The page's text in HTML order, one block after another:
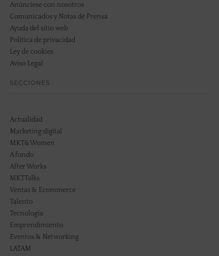
Anúnciese con nosotros
Comunicados y Notas de Prensa
Ayuda del sitio web
Política de privacidad
Ley de cookies
Aviso Legal
SECCIONES
Actualidad
Marketing digital
MKT&Women
A fondo
After Works
MKTTalks
Ventas & Ecommerce
Talento
Tecnología
Emprendimiento
Eventos & Networking
LATAM